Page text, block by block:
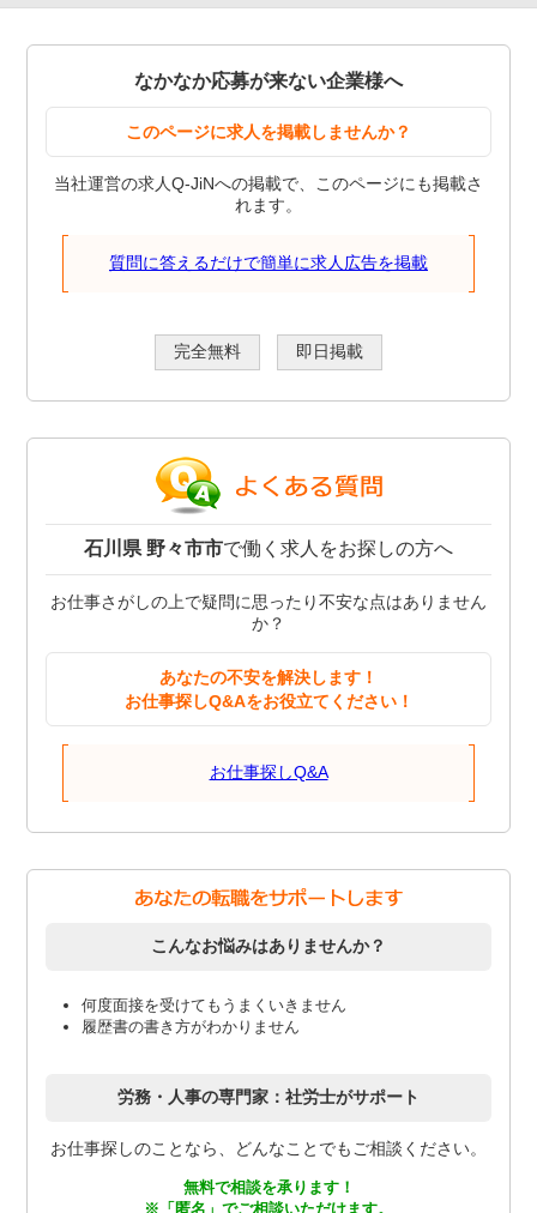
なかなか応募が来ない企業様へ
このページに求人を掲載しませんか？
当社運営の求人Q-JiNへの掲載で、このページにも掲載さ
れます。
質問に答えるだけで簡単に求人広告を掲載
完全無料 即日掲載
石川県 野々市市で働く求人をお探しの方へ
お仕事さがしの上で疑問に思ったり不安な点はありません
か？
あなたの不安を解決します！
お仕事探しQ&Aをお役立てください！
お仕事探しQ&A
こんなお悩みはありませんか？
何度面接を受けてもうまくいきません
履歴書の書き方がわかりません
労務・人事の専門家：社労士がサポート
お仕事探しのことなら、どんなことでもご相談ください。
無料で相談を承ります！
※「匿名」でご相談いただけます。